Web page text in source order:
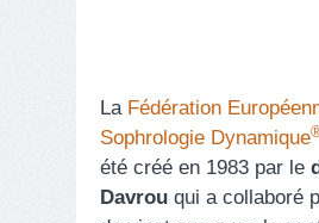
La Fédération
Sophrologie Dynamique
été créé en 1983 par le
Davrou qui a collaboré